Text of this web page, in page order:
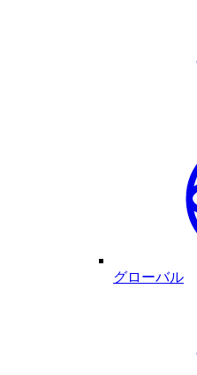
グローバル